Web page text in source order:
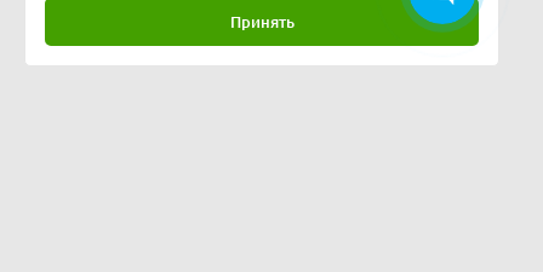
Принять